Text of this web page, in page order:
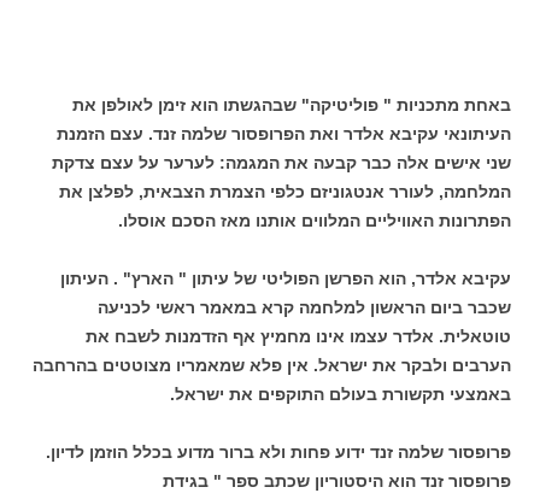
באחת מתכניות " פוליטיקה" שבהגשתו הוא זימן לאולפן את
העיתונאי עקיבא אלדר ואת הפרופסור שלמה זנד. עצם הזמנת
שני אישים אלה כבר קבעה את המגמה: לערער על עצם צדקת
המלחמה, לעורר אנטגוניזם כלפי הצמרת הצבאית, לפלצן את
הפתרונות האוויליים המלווים אותנו מאז הסכם אוסלו.
עקיבא אלדר, הוא הפרשן הפוליטי של עיתון " הארץ" . העיתון
שכבר ביום הראשון למלחמה קרא במאמר ראשי לכניעה
טוטאלית. אלדר עצמו אינו מחמיץ אף הזדמנות לשבח את
הערבים ולבקר את ישראל. אין פלא שמאמריו מצוטטים בהרחבה
באמצעי תקשורת בעולם התוקפים את ישראל.
פרופסור שלמה זנד ידוע פחות ולא ברור מדוע בכלל הוזמן לדיון.
פרופסור זנד הוא היסטוריון שכתב ספר " בגידת